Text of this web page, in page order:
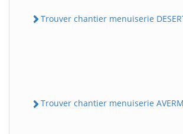
Trouver chantier menuiserie
Trouver chantier menuiserie